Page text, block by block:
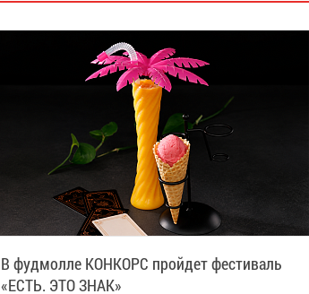
В фудмолле КОНКОРС пройдет фестиваль
«ЕСТЬ. ЭТО ЗНАК»